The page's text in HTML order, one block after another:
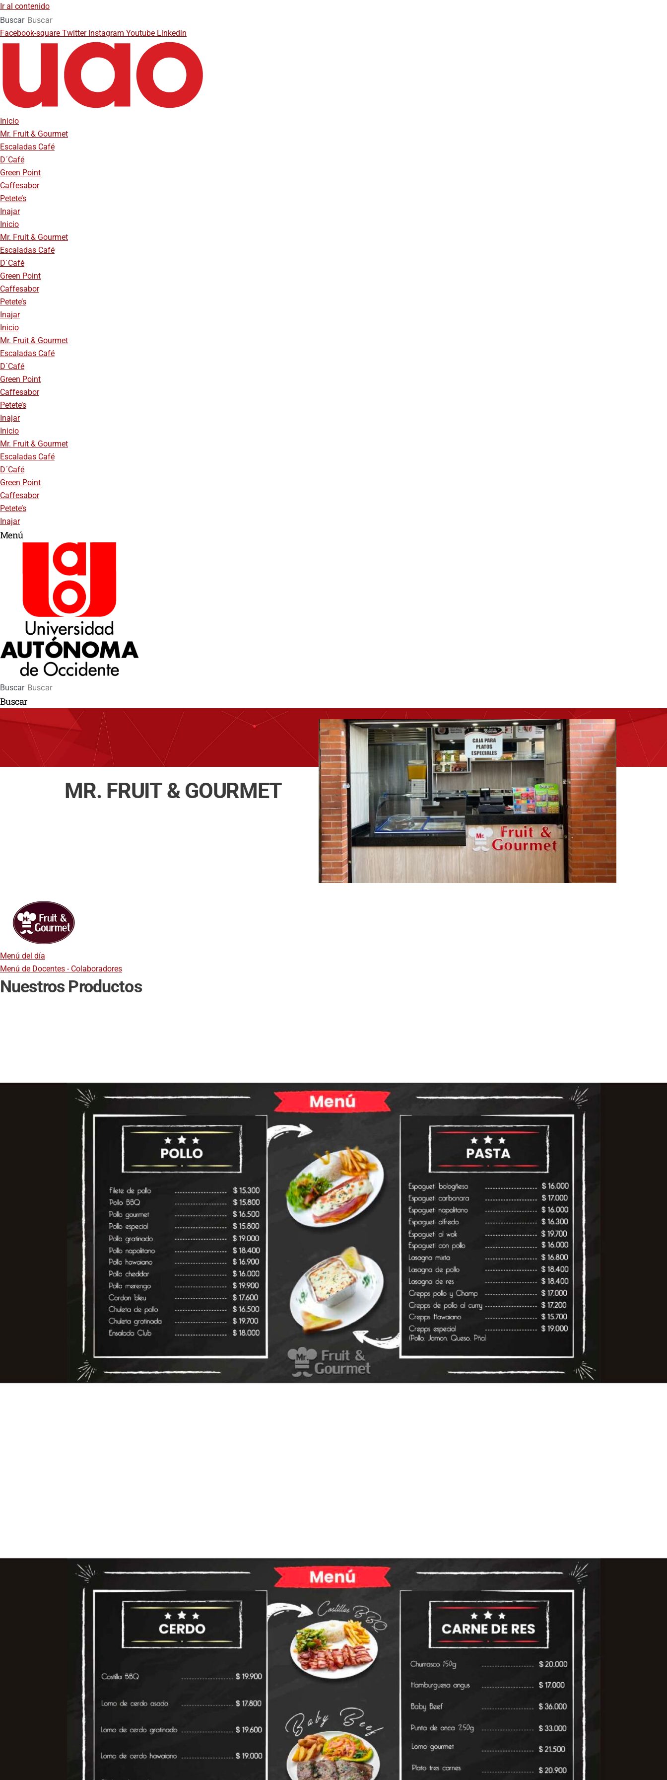
Ir al contenido
Buscar
Facebook-square Twitter Instagram Youtube Linkedin
Inicio
Mr. Fruit & Gourmet
Escaladas Café
D´Café
Green Point
Caffesabor
Petete’s
Inajar
Inicio
Mr. Fruit & Gourmet
Escaladas Café
D´Café
Green Point
Caffesabor
Petete’s
Inajar
Inicio
Mr. Fruit & Gourmet
Escaladas Café
D´Café
Green Point
Caffesabor
Petete’s
Inajar
Inicio
Mr. Fruit & Gourmet
Escaladas Café
D´Café
Green Point
Caffesabor
Petete’s
Inajar
Menú
Buscar
Buscar
MR. FRUIT & GOURMET
Menú del día
Menú de Docentes - Colaboradores
Nuestros Productos